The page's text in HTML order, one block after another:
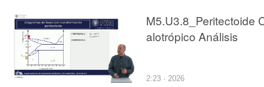
M5.U3.8_Peritectoide
alotrópico Análisis
2:23 · 2026